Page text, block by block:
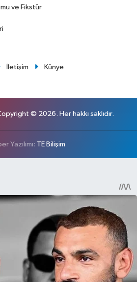
ve Fikstür
İletişim Künye
© 2026. Her hakkı saklıdır.
Yazılımı: TE Bilişim